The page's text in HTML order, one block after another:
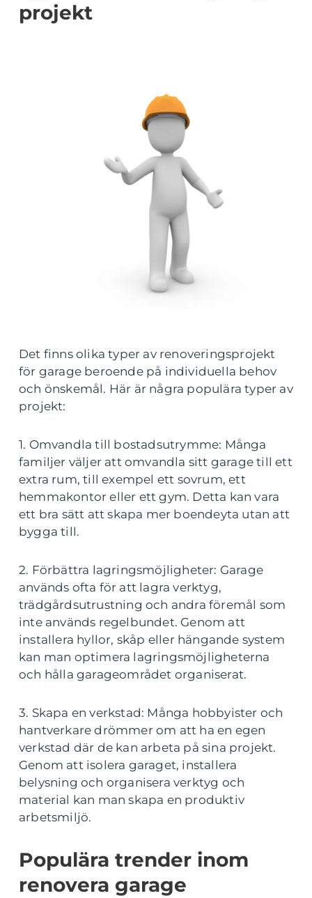
projekt
Det finns olika typer av renoveringsprojekt
för garage beroende på individuella behov
och önskemål. Här är några populära typer av
projekt:
1. Omvandla till bostadsutrymme: Många
familjer väljer att omvandla sitt garage till ett
extra rum, till exempel ett sovrum, ett
hemmakontor eller ett gym. Detta kan vara
ett bra sätt att skapa mer boendeyta utan att
bygga till.
2. Förbättra lagringsmöjligheter: Garage
används ofta för att lagra verktyg,
trädgårdsutrustning och andra föremål som
inte används regelbundet. Genom att
installera hyllor, skåp eller hängande system
kan man optimera lagringsmöjligheterna
och hålla garageområdet organiserat.
3. Skapa en verkstad: Många hobbyister och
hantverkare drömmer om att ha en egen
verkstad där de kan arbeta på sina projekt.
Genom att isolera garaget, installera
belysning och organisera verktyg och
material kan man skapa en produktiv
arbetsmiljö.
Populära trender inom
renovera garage